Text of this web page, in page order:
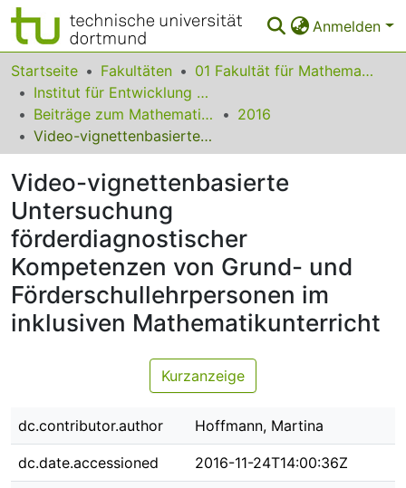
Anmelden
Bereiche & Sammlungen
Das gesamte Repositorium
Statistiken
FAQ
Leitlinien
Zurück zur Startseite
Startseite Fakultäten
01 Fakultät für Mathematik
Institut für Entwicklung und Erforschung des Mathematikunterrichts
Beiträge zum Mathematikunterricht
2016
Video-vignettenbasierte Untersuchung förderdiagnostischer Kompetenzen von Grund- und Förderschullehrpersonen im inklusiven Mathematikunterricht
Video-vignettenbasierte
Untersuchung
förderdiagnostischer
Kompetenzen von Grund- und
Förderschullehrpersonen im
inklusiven Mathematikunterricht
Kurzanzeige
dc.contributor.author Hoffmann, Martina
dc.date.accessioned 2016-11-24T14:00:36Z